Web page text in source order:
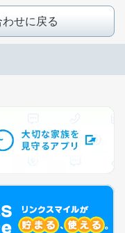
せに戻る